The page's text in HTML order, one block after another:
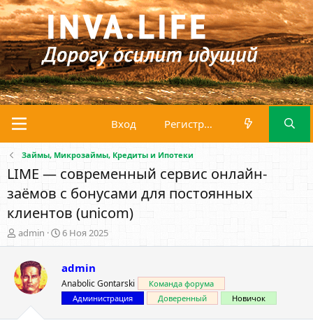
Вход Регистрация
Займы, Микрозаймы, Кредиты и Ипотеки
LIME — современный сервис онлайн-
заёмов с бонусами для постоянных
клиентов (unicom)
А
в
о
р
т
м
admin
Д
а
а
н
а
ч
а
6 Ноя 2025
admin
Anabolic Gontarski
Команда форума
Администрация
Доверенный Новичок